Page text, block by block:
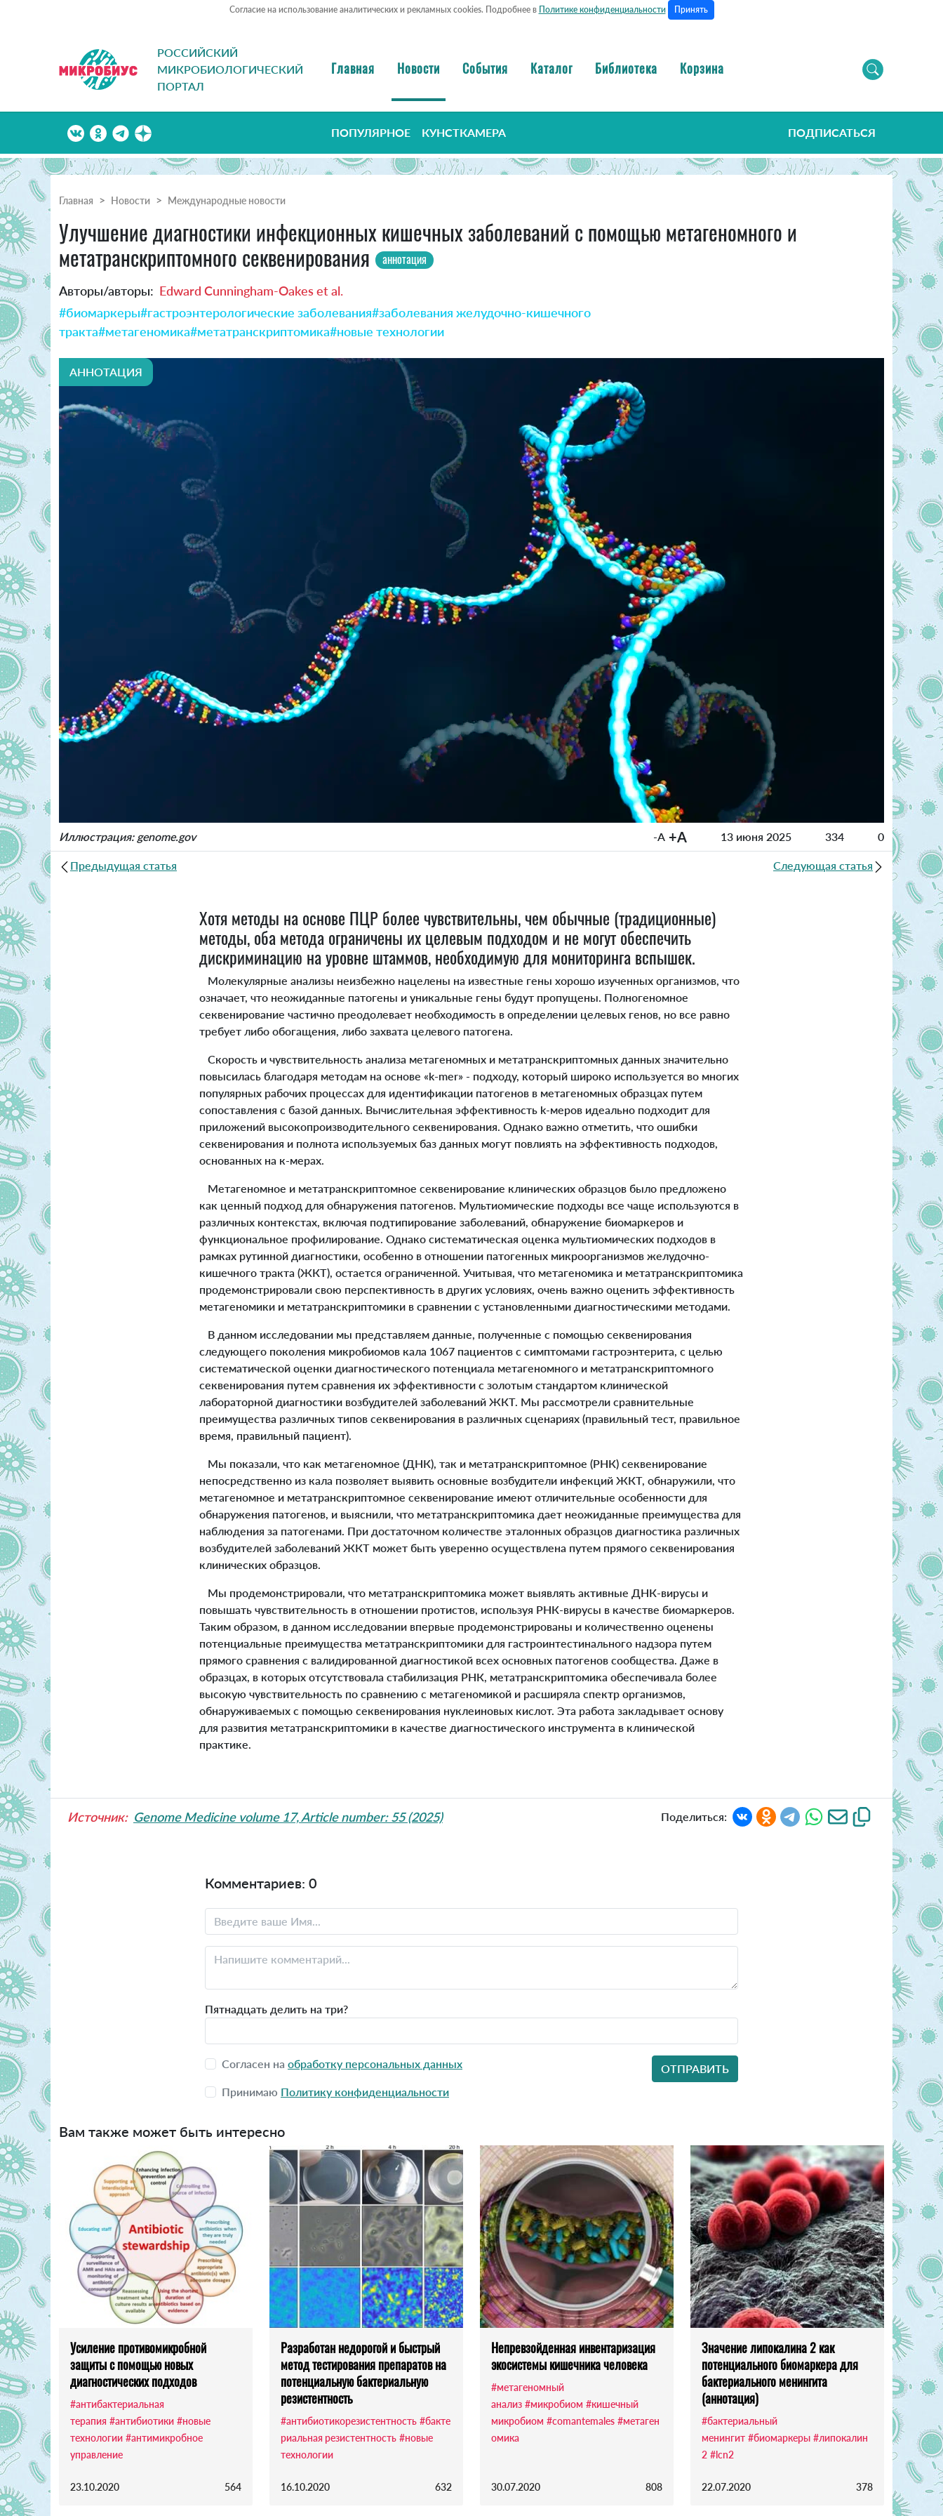
Согласие на использование аналитических и рекламных cookies. Подробнее в Политике конфиденциальности Принять
РОССИЙСКИЙ
МИКРОБИОЛОГИЧЕСКИЙ
ПОРТАЛ
Главная Новости События Каталог Библиотека Корзина
ПОПУЛЯРНОЕ КУНСТКАМЕРА ПОДПИСАТЬСЯ
Главная Новости Международные новости
Улучшение диагностики инфекционных кишечных заболеваний с помощью метагеномного и
метатранскриптомного секвенирования
аннотация
Авторы/авторы: Edward Cunningham-Oakes et al.
#биомаркеры#гастроэнтерологические заболевания#заболевания желудочно-кишечного
тракта#метагеномика#метатранскриптомика#новые технологии
АННОТАЦИЯ
Иллюстрация: genome.gov -A +A 13 июня 2025 334 0
Предыдущая статья Следующая статья
Хотя методы на основе ПЦР более чувствительны, чем обычные (традиционные)
методы, оба метода ограничены их целевым подходом и не могут обеспечить
дискриминацию на уровне штаммов, необходимую для мониторинга вспышек.
Молекулярные анализы неизбежно нацелены на известные гены хорошо изученных организмов, что
означает, что неожиданные патогены и уникальные гены будут пропущены. Полногеномное
секвенирование частично преодолевает необходимость в определении целевых генов, но все равно
требует либо обогащения, либо захвата целевого патогена.
Скорость и чувствительность анализа метагеномных и метатранскриптомных данных значительно
повысилась благодаря методам на основе «k-mer» - подходу, который широко используется во многих
популярных рабочих процессах для идентификации патогенов в метагеномных образцах путем
сопоставления с базой данных. Вычислительная эффективность k-меров идеально подходит для
приложений высокопроизводительного секвенирования. Однако важно отметить, что ошибки
секвенирования и полнота используемых баз данных могут повлиять на эффективность подходов,
основанных на к-мерах.
Метагеномное и метатранскриптомное секвенирование клинических образцов было предложено
как ценный подход для обнаружения патогенов. Мультиомические подходы все чаще используются в
различных контекстах, включая подтипирование заболеваний, обнаружение биомаркеров и
функциональное профилирование. Однако систематическая оценка мультиомических подходов в
рамках рутинной диагностики, особенно в отношении патогенных микроорганизмов желудочно-
кишечного тракта (ЖКТ), остается ограниченной. Учитывая, что метагеномика и метатранскриптомика
продемонстрировали свою перспективность в других условиях, очень важно оценить эффективность
метагеномики и метатранскриптомики в сравнении с установленными диагностическими методами.
В данном исследовании мы представляем данные, полученные с помощью секвенирования
следующего поколения микробиомов кала 1067 пациентов с симптомами гастроэнтерита, с целью
систематической оценки диагностического потенциала метагеномного и метатранскриптомного
секвенирования путем сравнения их эффективности с золотым стандартом клинической
лабораторной диагностики возбудителей заболеваний ЖКТ. Мы рассмотрели сравнительные
преимущества различных типов секвенирования в различных сценариях (правильный тест, правильное
время, правильный пациент).
Мы показали, что как метагеномное (ДНК), так и метатранскриптомное (РНК) секвенирование
непосредственно из кала позволяет выявить основные возбудители инфекций ЖКТ, обнаружили, что
метагеномное и метатранскриптомное секвенирование имеют отличительные особенности для
обнаружения патогенов, и выяснили, что метатранскриптомика дает неожиданные преимущества для
наблюдения за патогенами. При достаточном количестве эталонных образцов диагностика различных
возбудителей заболеваний ЖКТ может быть уверенно осуществлена путем прямого секвенирования
клинических образцов.
Мы продемонстрировали, что метатранскриптомика может выявлять активные ДНК-вирусы и
повышать чувствительность в отношении протистов, используя РНК-вирусы в качестве биомаркеров.
Таким образом, в данном исследовании впервые продемонстрированы и количественно оценены
потенциальные преимущества метатранскриптомики для гастроинтестинального надзора путем
прямого сравнения с валидированной диагностикой всех основных патогенов сообщества. Даже в
образцах, в которых отсутствовала стабилизация РНК, метатранскриптомика обеспечивала более
высокую чувствительность по сравнению с метагеномикой и расширяла спектр организмов,
обнаруживаемых с помощью секвенирования нуклеиновых кислот. Эта работа закладывает основу
для развития метатранскриптомики в качестве диагностического инструмента в клинической
практике.
Источник: Genome Medicine volume 17, Article number: 55 (2025) Поделиться:
Комментариев: 0
Пятнадцать делить на три?
Согласен на обработку персональных данных
Принимаю Политику конфиденциальности
Вам также может быть интересно
Усиление противомикробной
защиты с помощью новых
диагностических подходов
#антибактериальная
терапия #антибиотики #новые
технологии #антимикробное
управление
23.10.2020 564
Разработан недорогой и быстрый
метод тестирования препаратов на
потенциальную бактериальную
резистентность
#антибиотикорезистентность #бакте
риальная резистентность #новые
технологии
16.10.2020 632
Непревзойденная инвентаризация
экосистемы кишечника человека
#метагеномный
анализ #микробиом #кишечный
микробиом #comantemales #метаген
омика
30.07.2020 808
Значение липокалина 2 как
потенциального биомаркера для
бактериального менингита
(аннотация)
#бактериальный
менингит #биомаркеры #липокалин
2 #lcn2
22.07.2020 378